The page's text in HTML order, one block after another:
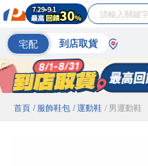
宅配 到店取貨
首頁 / 服飾鞋包 / 運動鞋 / 男運動鞋